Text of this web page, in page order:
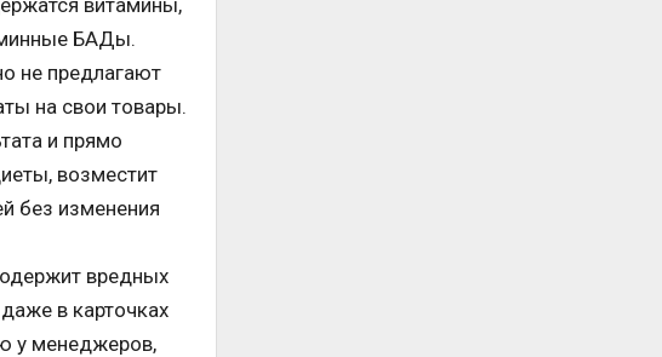
БАДы.
не предлагают
на свои товары.
и прямо
возместит
без изменения
вредных
в карточках
у менеджеров,